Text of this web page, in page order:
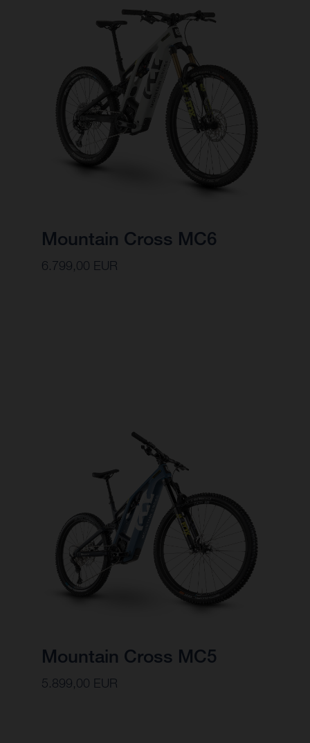
Mountain Cross MC6
6.799,00 EUR
Mountain Cross MC5
5.899,00 EUR